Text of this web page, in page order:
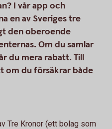
I vår app och
en av Sveriges tre
den oberoende
Om du samlar
du mera rabatt. Till
om du försäkrar både
Tre Kronor (ett bolag som